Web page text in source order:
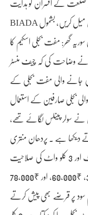
دی کہ وہ ضلع کے تمام کاروباریوں کے ساتھ تال میل کریں، بشمول BIADA
گھر: مفت بجلی اسکیم کا
وضاحت کی کہ چیف منسٹر
کی جانے والی مفت بجلی کے
بجلی صارفین کے استعمال
سولر پینلس لگائے تھے،
دیکھا ہے ۔ پردھان منتری
سوریہ گھر یوجنا کے تحت، 1 کلو واٹ، 2 کلو واٹ اور 3 کلو واٹ کی صلاحیت
کے سولر پلانٹس کے لئے بالترتیب ₹30,000، ₹60,000، اور ₹78,000
پر قرضے بھی پیش کرتے